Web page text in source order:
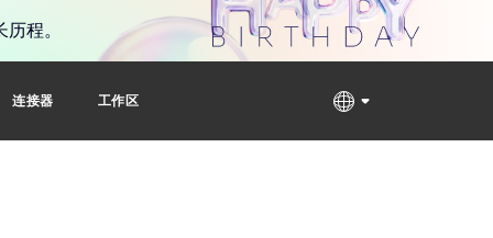
程。
连接器 工作区